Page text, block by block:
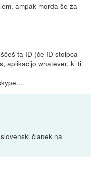
ampak morda še za
ta ID (če ID stolpca
aplikacijo whatever, ki ti
članek na